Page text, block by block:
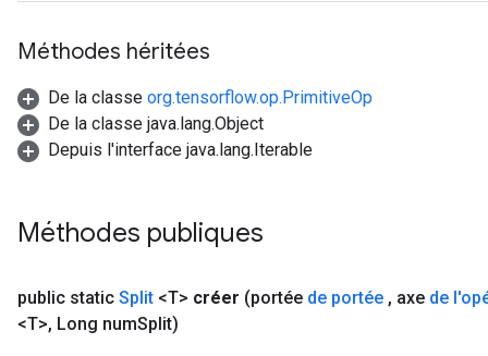
Méthodes héritées
De la classe org.tensorflow.op.PrimitiveOp
De la classe java.lang.Object
Depuis l'interface java.lang.Iterable
Méthodes publiques
public static Split <T> créer (portée de portée , axe de
<T>, Long numSplit)